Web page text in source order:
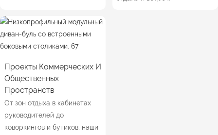
Проекты Коммерческих И
Общественных
Пространств
От зон отдыха в кабинетах
руководителей до
коворкингов и бутиков, наши